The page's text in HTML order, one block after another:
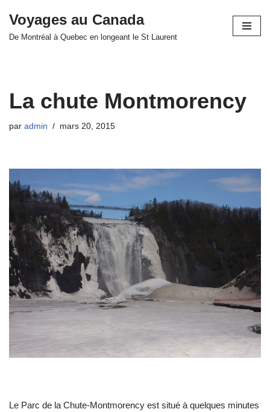
Aller
Voyages au Canada
De Montréal à Quebec en longeant le St Laurent
La chute Montmorency
par admin mars 20, 2015
Le Parc de la Chute-Montmorency est situé à quelques minutes